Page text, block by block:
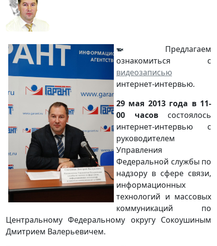
Предлагаем
ознакомиться с
видеозаписью
интернет-интервью.
29 мая 2013 года в 11-
00 часовсостоялось
интернет-интервью с
руководителем
Управления
Федеральной службы по
надзору в сфере связи,
информационных
технологий и массовых
коммуникаций по
Центральному Федеральному округу Сокоушиным
Дмитрием Валерьевичем.